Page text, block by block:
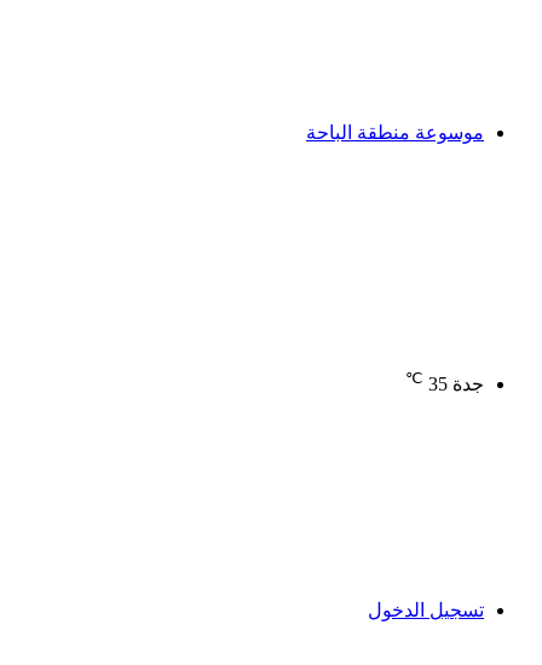
موسوعة منطقة الباحة
جدة 35
℃
تسجيل الدخول